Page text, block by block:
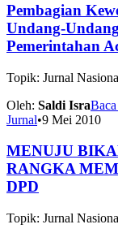
Pembagian
Undang-
Pemerintahan
Topik: Jurnal
Oleh: Saldi Isra
Jurnal•9 Mei 2010
MENUJU
RANGKA
DPD
Topik: Jurnal